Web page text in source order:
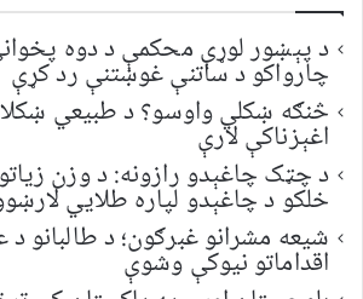
د پېښور لوړې محکمې د دوه
چارواکو د ساتنې غوښتنې رد کړې
اغېزناکې لارې
د چټک چاغېدو رازونه: د وزن
خلکو د چاغېدو لپاره طلایي
شیعه مشرانو غبرګون؛ د طالبانو
اقداماتو نیوکې وشوې